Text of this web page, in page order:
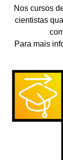
Nos cursos
cientistas
Para mais